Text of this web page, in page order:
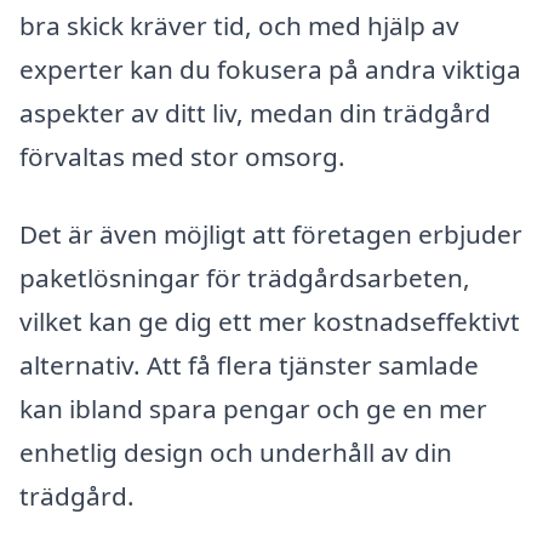
bra skick kräver tid, och med hjälp av
experter kan du fokusera på andra viktiga
aspekter av ditt liv, medan din trädgård
förvaltas med stor omsorg.
Det är även möjligt att företagen erbjuder
paketlösningar för trädgårdsarbeten,
vilket kan ge dig ett mer kostnadseffektivt
alternativ. Att få flera tjänster samlade
kan ibland spara pengar och ge en mer
enhetlig design och underhåll av din
trädgård.